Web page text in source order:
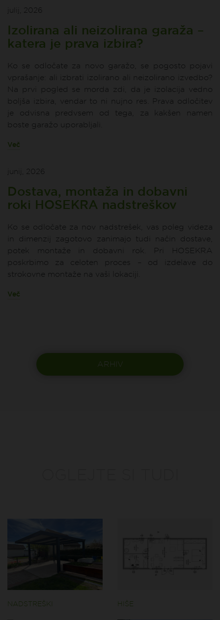
julij, 2026
Izolirana ali neizolirana garaža –
katera je prava izbira?
Ko se odločate za novo garažo, se pogosto pojavi
vprašanje: ali izbrati izolirano ali neizolirano izvedbo?
Na prvi pogled se morda zdi, da je izolacija vedno
boljša izbira, vendar to ni nujno res. Prava odločitev
je odvisna predvsem od tega, za kakšen namen
boste garažo uporabljali.
Več
junij, 2026
Dostava, montaža in dobavni
roki HOSEKRA nadstreškov
Ko se odločate za nov nadstrešek, vas poleg videza
in dimenzij zagotovo zanimajo tudi način dostave,
potek montaže in dobavni rok. Pri HOSEKRA
poskrbimo za celoten proces – od izdelave do
strokovne montaže na vaši lokaciji.
Več
ARHIV
NADSTREŠKI HIŠE